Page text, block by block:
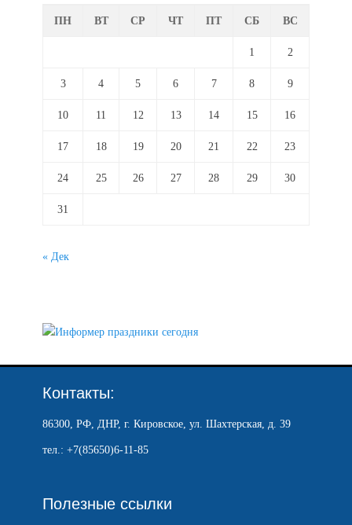
ПН ВТ СР ЧТ ПТ СБ ВС
1 2
3 4 5 6 7 8 9
10 11 12 13 14 15 16
17 18 19 20 21 22 23
24 25 26 27 28 29 30
31
« Дек
Контакты:
86300, РФ, ДНР, г. Кировское, ул. Шахтерская, д. 39
тел.: +7(85650)6-11-85
Полезные ссылки